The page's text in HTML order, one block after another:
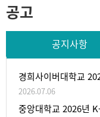
공고
공지사항
2026.07.06
중앙대학교 2026년